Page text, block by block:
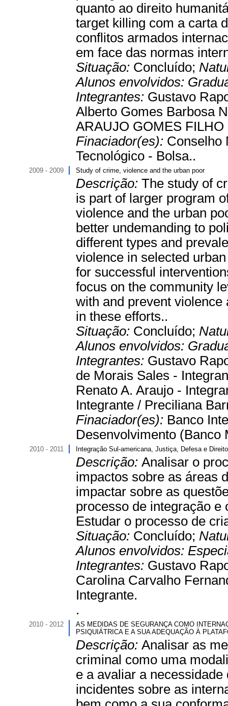
quanto ao direito
target killing com a carta
conflitos armados
em face das normas
Situação: Concluído;
Alunos envolvidos:
Integrantes: Gustavo
Alberto Gomes Barbosa
ARAUJO GOMES FILHO
Finaciador(es): Conselho
Tecnológico - Bolsa..
2009 - 2009 Study of crime, violence and the urban poor
Descrição: The study of
is part of larger program
violence and the urban
better undemanding to
different types and
violence in selected
for successful
focus on the community
with and prevent
in these efforts..
Situação: Concluído;
Alunos envolvidos:
Integrantes: Gustavo
de Morais Sales -
Renato A. Araujo -
Integrante / Preciliana
Finaciador(es): Banco
Desenvolvimento (Banco
2010 - 2011 Integração Sul-americana, Justiça, Defesa e
Descrição: Analisar o
impactos sobre as áreas
impactar sobre as
processo de integração e
Estudar o processo de
Situação: Concluído;
Alunos envolvidos:
Integrantes: Gustavo
Carolina Carvalho
Integrante.
.
2010 - 2012
AS MEDIDAS DE SEGURANÇA COMO
PSIQUIÁTRICA E A SUA ADEQUAÇÃO À
Descrição: Analisar as
criminal como uma
e a avaliar a
incidentes sobre as